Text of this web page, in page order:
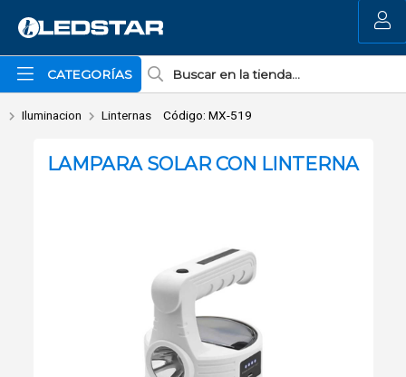
Enviar a email
CATEGORÍAS
MI COMPRA
Iluminacion Linternas Código: MX-519
LAMPARA SOLAR CON LINTERNA